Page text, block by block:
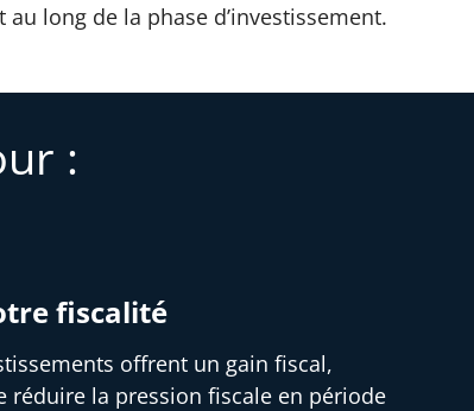
long de la phase d’investissement.
:
fiscalité
offrent un gain fiscal,
réduire la pression fiscale en période